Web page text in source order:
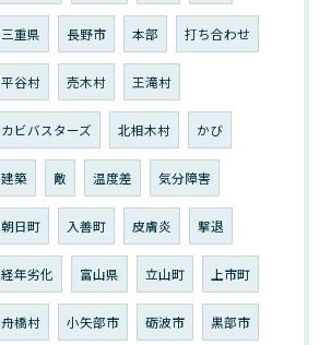
三重県 長野市 本部 打ち合わせ
平谷村 売木村 王滝村
カビバスターズ 北相木村 かび
建築 敵 温度差 気分障害
朝日町 入善町 皮膚炎 撃退
経年劣化 富山県 立山町 上市町
舟橋村 小矢部市 砺波市 黒部市